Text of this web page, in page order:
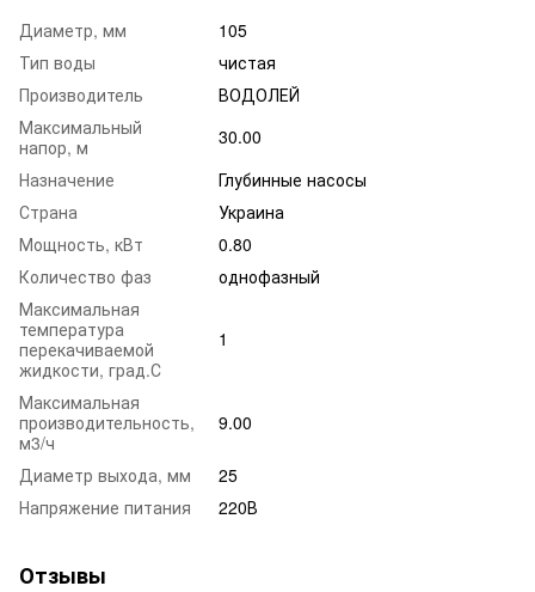
Диаметр, мм
105
Тип воды
чистая
Производитель
ВОДОЛЕЙ
Максимальный
напор, м
30.00
Назначение
Глубинные насосы
Страна
Украина
Мощность, кВт
0.80
Количество фаз
однофазный
Максимальная
температура
перекачиваемой
жидкости, град.С
1
Максимальная
производительность,
м3/ч
9.00
Диаметр выхода, мм
25
Напряжение питания
220В
Отзывы